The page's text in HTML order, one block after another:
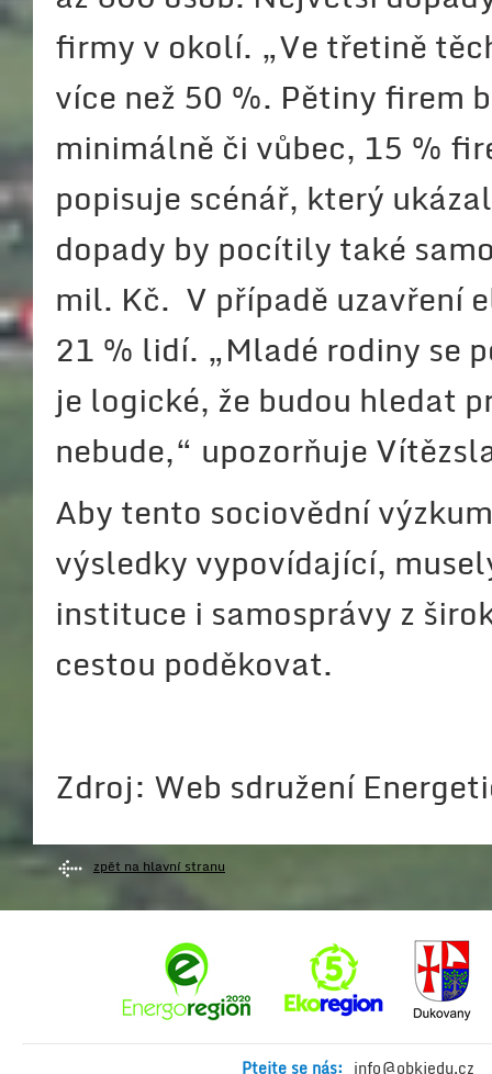
firmy v okolí. „Ve třetině
více než 50 %. Pětiny firem
minimálně či vůbec, 15 %
popisuje scénář, který
dopady by pocítily také
mil. Kč. V případě uzavření
21 % lidí. „Mladé rodiny se
je logické, že budou hledat
nebude,“ upozorňuje
Aby tento sociovědní
výsledky vypovídající,
instituce i samosprávy z
cestou poděkovat.
Zdroj: Web sdružení
zpět na hlavní stranu
Ptejte se nás: info@obkjedu.cz